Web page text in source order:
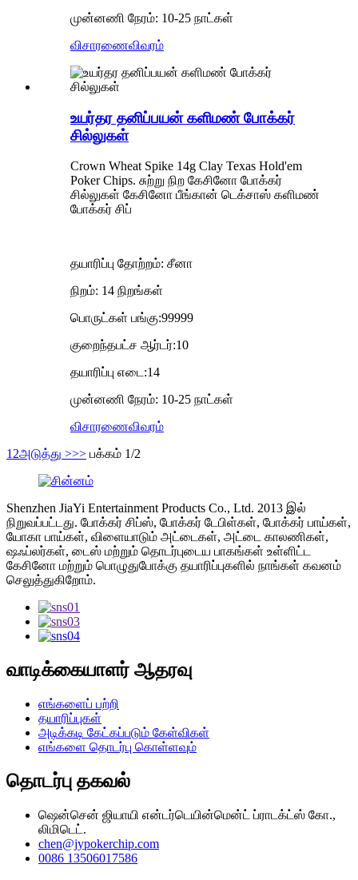
முன்னணி நேரம்: 10-25 நாட்கள்
விசாரணைவிவரம்
உயர்தர தனிப்பயன் களிமண் போக்கர்
சில்லுகள்
Crown Wheat Spike 14g Clay Texas Hold'em
Poker Chips. சுற்று நிற கேசினோ போக்கர்
சில்லுகள் கேசினோ பீங்கான் டெக்சாஸ் களிமண்
போக்கர் சிப்
தயாரிப்பு தோற்றம்: சீனா
நிறம்: 14 நிறங்கள்
பொருட்கள் பங்கு:99999
குறைந்தபட்ச ஆர்டர்:10
தயாரிப்பு எடை:14
முன்னணி நேரம்: 10-25 நாட்கள்
விசாரணைவிவரம்
1 2அடுத்து >>> பக்கம் 1/2
Shenzhen JiaYi Entertainment Products Co., Ltd. 2013 இல்
நிறுவப்பட்டது. போக்கர் சிப்ஸ், போக்கர் டேபிள்கள், போக்கர் பாய்கள்,
யோகா பாய்கள், விளையாடும் அட்டைகள், அட்டை காலணிகள்,
ஷஃப்லர்கள், டைஸ் மற்றும் தொடர்புடைய பாகங்கள் உள்ளிட்ட
கேசினோ மற்றும் பொழுதுபோக்கு தயாரிப்புகளில் நாங்கள் கவனம்
செலுத்துகிறோம்.
வாடிக்கையாளர் ஆதரவு
எங்களைப் பற்றி
தயாரிப்புகள்
அடிக்கடி கேட்கப்படும் கேள்விகள்
எங்களை தொடர்பு கொள்ளவும்
தொடர்பு தகவல்
ஷென்சென் ஜியாயி என்டர்டெயின்மென்ட் ப்ராடக்ட்ஸ் கோ.,
லிமிடெட்.
chen@jypokerchip.com
0086 13506017586